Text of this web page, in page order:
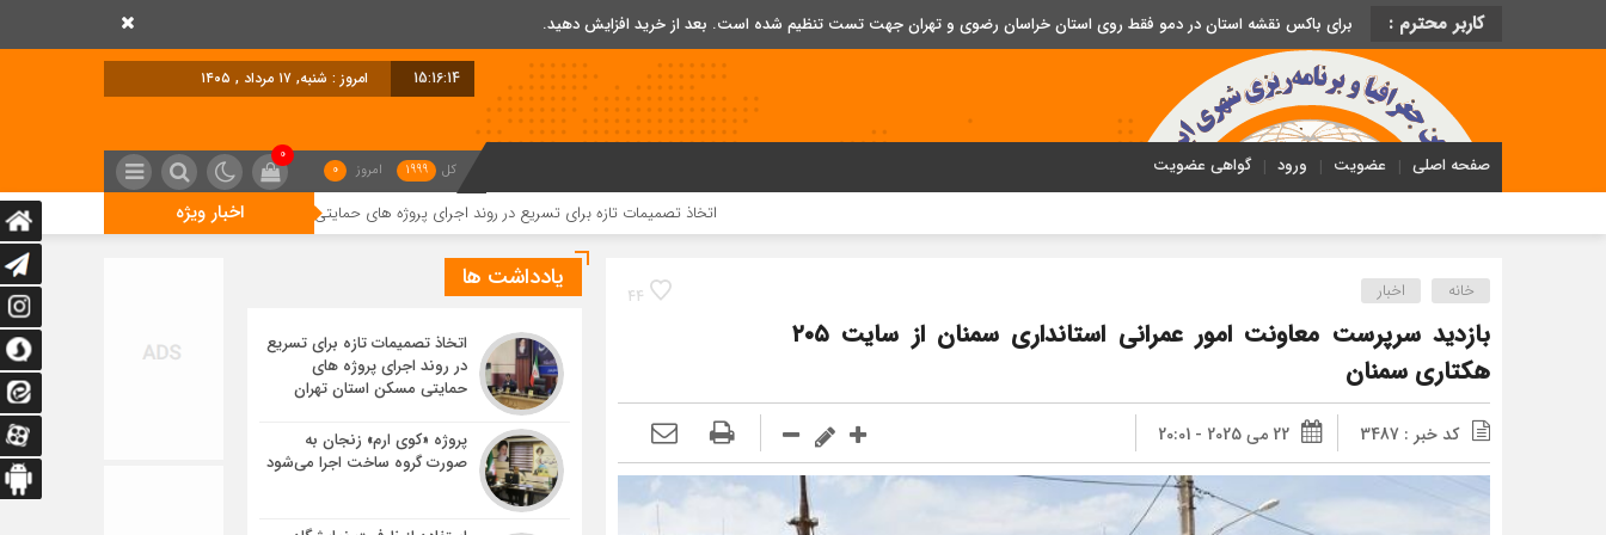
کاربر محترم : برای باکس نقشه استان در دمو فقط روی استان خراسان رضوی و تهران جهت تست تنظیم شده است. بعد از خرید افزایش دهید.
15:16:15 امروز : شنبه, ۱۷ مرداد , ۱۴۰۵
صفحه اصلی عضویت ورود گواهی عضویت کل 1999 امروز 0
0
اخبار ویژه اتخاذ تصمیمات تازه برای تسریع در روند اجرای پروژه های حمایتی مسکن استان تهران پروژه «کوی ارم» زنجان به صورت
44 خانه اخبار
بازدید سرپرست معاونت امور عمرانی استانداری سمنان از سایت ۲۰۵
هکتاری سمنان
کد خبر : 3487 22 می 2025 - 20:01
یادداشت ها
اتخاذ تصمیمات تازه برای تسریع
در روند اجرای پروژه های
حمایتی مسکن استان تهران
پروژه «کوی ارم» زنجان به
صورت گروه ساخت اجرا می‌شود